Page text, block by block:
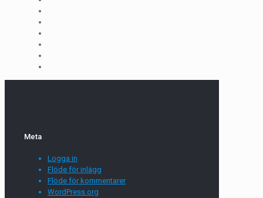
Meta
Logga in
Flöde för inlägg
Flöde för kommentarer
WordPress.org